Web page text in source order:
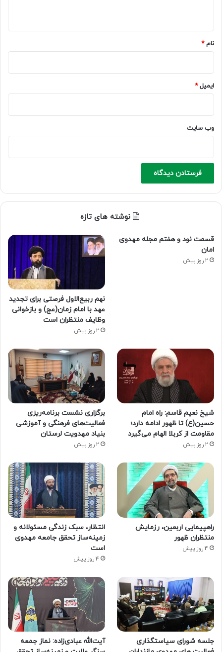
نام*
ایمیل*
وب‌ سایت
نوشته های تازه
قسمت نود و هفتم مجله مهدوی
امان
2 روز پیش
نهم ربیع‌الاول فرصتی برای تجدید
عهد با امام زمان(عج) و بازخوانی
وظایف منتظران است
2 روز پیش
شیخ نعیم قاسم: راه امام
حسین(ع) تا ظهور ادامه دارد؛
مقاومت از کربلا الهام می‌گیرد
2 روز پیش
برگزاری نشست برنامه‌ریزی
فعالیت‌های فرهنگی و آموزشی
بنیاد مهدویت لرستان
2 روز پیش
راهپیمایی اربعین، رزمایش
منتظران ظهور
4 روز پیش
انتظار، سبک زندگی مسئولانه و
زمینه‌ساز تحقق جامعه مهدوی
است
4 روز پیش
جلسه شورای سیاستگذاری
آیت‌الله عبادی‌زاده: نماز جمعه